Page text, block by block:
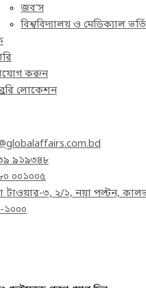
জব’স
বিশ্ববিদ্যালয় ও মেডিক্যাল ভর্তি
করুন
লোকেশন
৯১৯৩৪৮
০০১০০৫
টাওয়ার-৩, ২/১, নয়া পল্টন,
১০০০